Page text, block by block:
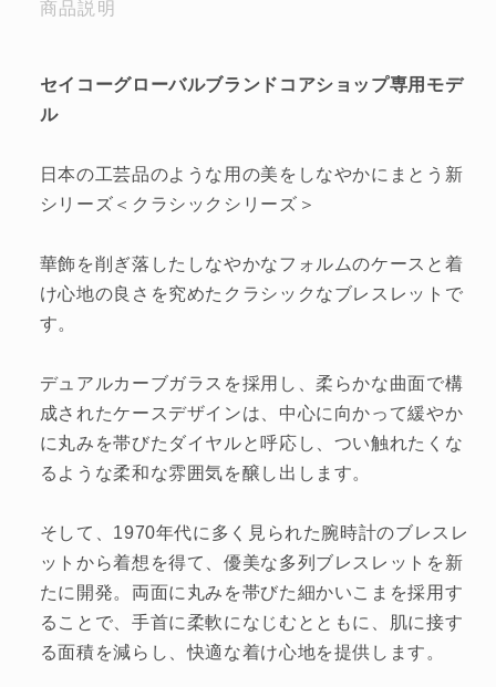
商品説明
セイコーグローバルブランドコアショップ専用モデ
ル
日本の工芸品のような用の美をしなやかにまとう新
シリーズ＜クラシックシリーズ＞
華飾を削ぎ落したしなやかなフォルムのケースと着
け心地の良さを究めたクラシックなブレスレットで
す。
デュアルカーブガラスを採用し、柔らかな曲面で構
成されたケースデザインは、中心に向かって緩やか
に丸みを帯びたダイヤルと呼応し、つい触れたくな
るような柔和な雰囲気を醸し出します。
そして、1970年代に多く見られた腕時計のブレスレ
ットから着想を得て、優美な多列ブレスレットを新
たに開発。両面に丸みを帯びた細かいこまを採用す
ることで、手首に柔軟になじむとともに、肌に接す
る面積を減らし、快適な着け心地を提供します。